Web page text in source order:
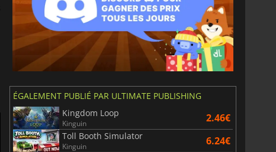
ÉGALEMENT PUBLIÉ PAR ULTIMATE PUBLISHING
Kingdom Loop
Kinguin 2.46€
Toll Booth Simulator
Kinguin 6.24€